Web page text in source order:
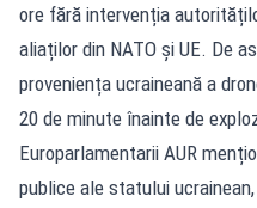
ore fără intervenția
aliaților din NATO și UE. De
proveniența ucraineană a
20 de minute înainte de
Europarlamentarii AUR
publice ale statului